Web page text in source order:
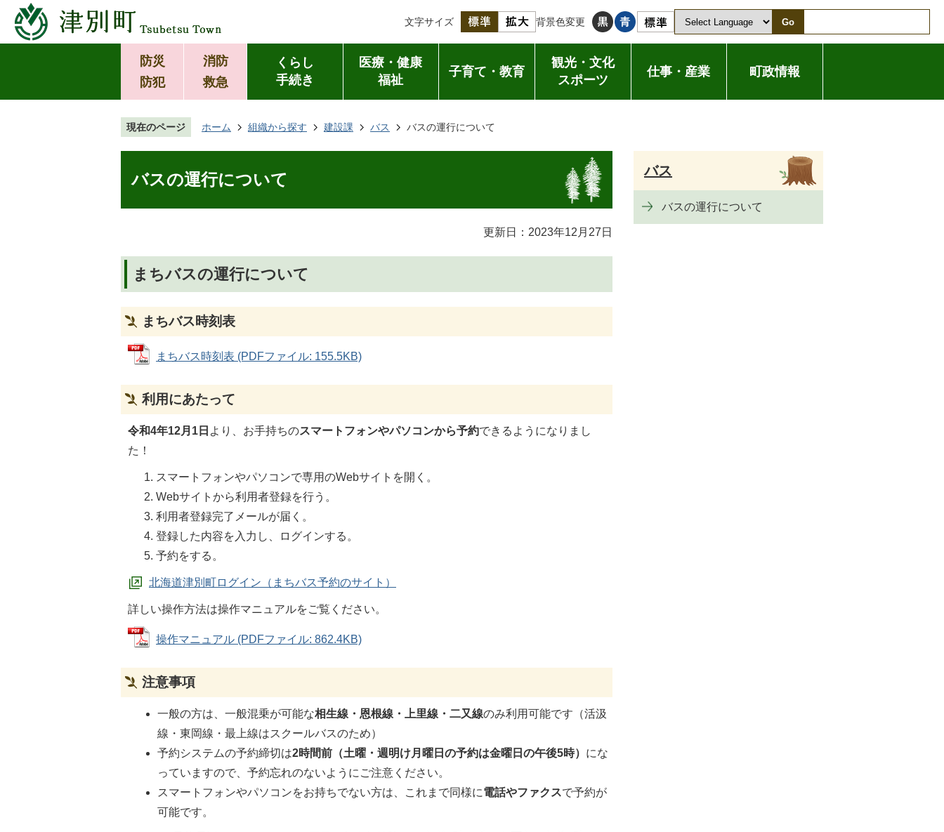
文字サイズ 背景色変更 Go
防災
防犯
消防
救急
くらし
手続き
医療・健康
福祉
子育て・教育
観光・文化
スポーツ
仕事・産業 町政情報
現在のページ ホーム 組織から探す 建設課 バス バスの運行について
バスの運行について
更新日：2023年12月27日
まちバスの運行について
まちバス時刻表
まちバス時刻表 (PDFファイル: 155.5KB)
利用にあたって
令和4年12月1日 より、お手持ちのスマートフォンやパソコンから予約できるようになりまし
た！
スマートフォンやパソコンで専用のWebサイトを開く。
Webサイトから利用者登録を行う。
利用者登録完了メールが届く。
登録した内容を入力し、ログインする。
予約をする。
北海道津別町ログイン（まちバス予約のサイト）
詳しい操作方法は操作マニュアルをご覧ください。
操作マニュアル (PDFファイル: 862.4KB)
注意事項
一般の方は、一般混乗が可能な相生線・恩根線・上里線・二又線のみ利用可能です（活汲
線・東岡線・最上線はスクールバスのため）
予約システムの予約締切は2時間前（土曜・週明け月曜日の予約は金曜日の午後5時） にな
っていますので、予約忘れのないようにご注意ください。
スマートフォンやパソコンをお持ちでない方は、これまで同様に電話やファクスで予約が
可能です。
バス
バスの運行について